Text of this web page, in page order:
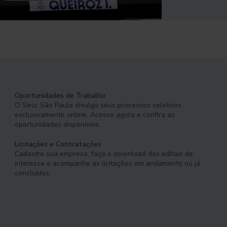
Oportunidades de Trabalho
O Sesc São Paulo divulga seus processos seletivos
exclusivamente online. Acesse agora e confira as
oportunidades disponíveis.
Licitações e Contratações
Cadastre sua empresa, faça o download dos editais de
interesse e acompanhe as licitações em andamento ou já
concluídas.